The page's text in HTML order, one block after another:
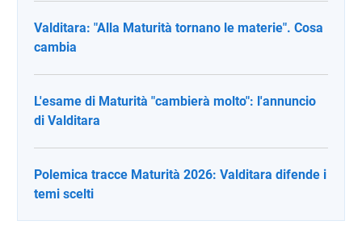
Valditara: "Alla Maturità tornano le materie". Cosa
cambia
L'esame di Maturità "cambierà molto": l'annuncio
di Valditara
Polemica tracce Maturità 2026: Valditara difende i
temi scelti